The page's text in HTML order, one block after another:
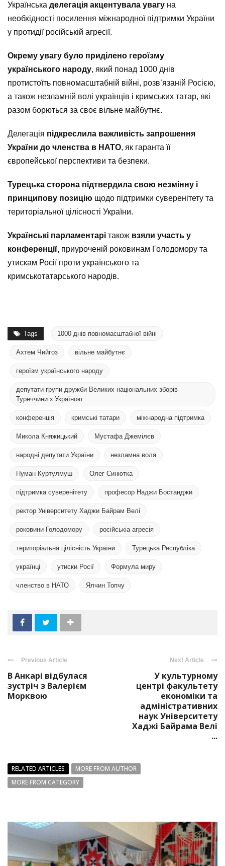
Українська делегація акцентувала увагу на
необхідності посилення міжнародної підтримки України
у протидії російській агресії.
Окрему увагу було приділено героїзму
українського народу, який понад 1000 днів
протистоїть повномасштабній війні, розв’язаній Росією,
а також незламній волі українців і кримських татар, які
разом борються за своє вільне майбутнє.
Делегація підкреслила важливість запрошення
України до членства в НАТО, як гаранта її
європейської перспективи та безпеки.
Турецька сторона підтвердила свою незмінну і
принципову позицію щодо підтримки суверенітету та
територіальної цілісності України.
Українські парламентарі також взяли участь у
конференції, приуроченій роковинам Голодомору та
утискам Росії проти українського та
кримськотатарського народів.
Tags 1000 днів повномасштабної війні
Ахтем Чийгоз вільне майбутнє
героїзм українського народу
депутати групи дружби Великих національних зборів
Туреччини з Україною
конференція кримські татари міжнародна підтримка
Микола Княжицький Мустафа Джемілєв
народні депутати України незламна воля
Нуман Куртулмуш Олег Синютка
підтримка суверенітету професор Наджи Бостанджи
ректор Університету Хаджи Байрам Велі
роковини Голодомору російськіа агресія
територіальна цілісність України Турецька Республіка
українці утиски Росії Формула миру
членство в НАТО Ялчин Топчу
Previous Article
В Анкарі відбулася
зустріч з Валерієм
Морквою
Next Article
У культурному
центрі факультету
економіки та
адміністративних
наук Університету
Хаджі Байрама Велі
...
RELATED ARTICLES
MORE FROM AUTHOR
MORE FROM CATEGORY